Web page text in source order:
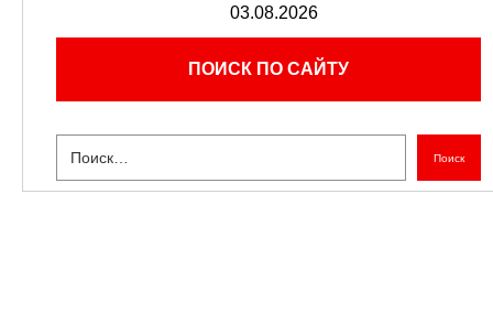
03.08.2026
ПОИСК ПО САЙТУ
Поиск